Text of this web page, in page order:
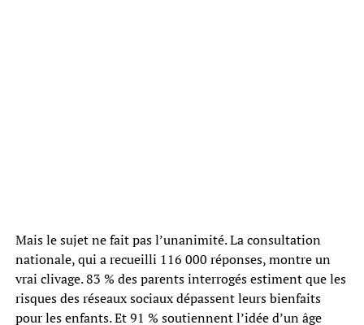
Mais le sujet ne fait pas l’unanimité. La consultation
nationale, qui a recueilli 116 000 réponses, montre un
vrai clivage. 83 % des parents interrogés estiment que les
risques des réseaux sociaux dépassent leurs bienfaits
pour les enfants. Et 91 % soutiennent l’idée d’un âge